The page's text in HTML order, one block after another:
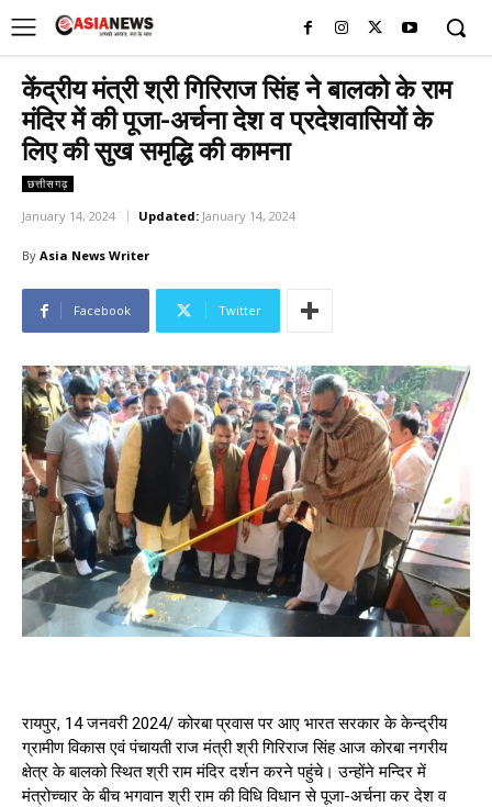
केंद्रीय मंत्री श्री गिरिराज सिंह ने बालको के राम
मंदिर में की पूजा-अर्चना देश व प्रदेशवासियों के
लिए की सुख समृद्धि की कामना
छत्तीसगढ़
January 14, 2024 Updated: January 14, 2024
By Asia News Writer
Facebook Twitter
रायपुर, 14 जनवरी 2024/ कोरबा प्रवास पर आए भारत सरकार के केन्द्रीय
ग्रामीण विकास एवं पंचायती राज मंत्री श्री गिरिराज सिंह आज कोरबा नगरीय
क्षेत्र के बालको स्थित श्री राम मंदिर दर्शन करने पहुंचे। उन्होंने मन्दिर में
मंत्रोच्चार के बीच भगवान श्री राम की विधि विधान से पूजा-अर्चना कर देश व